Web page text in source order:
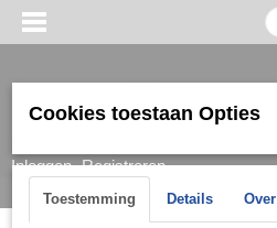
Inloggen Registreren
Cookies toestaan Opties
Toestemming Details Over